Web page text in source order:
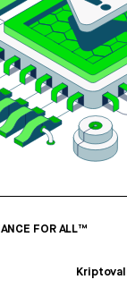
FOR ALL™